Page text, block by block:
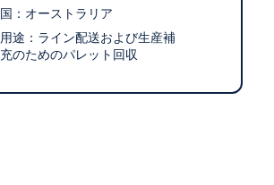
国： オーストラリア
用途： ライン配送および生産補
充のためのパレット回収